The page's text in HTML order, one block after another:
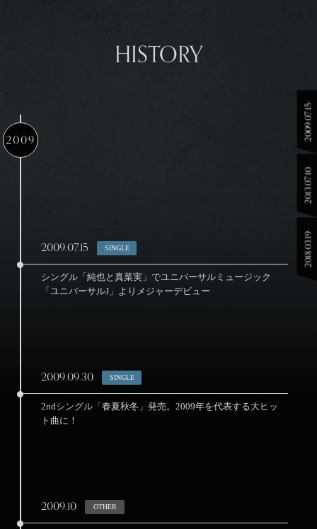
HISTORY
2009.07.15-
2013.07.10-
2018.03.19-
2009
●
2009.07.15 SINGLE
シングル「純也と真菜実」でユニバーサルミュージック
「ユニバーサルJ」よりメジャーデビュー
●
2009.09.30 SINGLE
2ndシングル「春夏秋冬」発売。2009年を代表する大ヒッ
ト曲に！
●
2009.10 OTHER